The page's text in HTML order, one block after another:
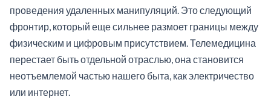
проведения удаленных манипуляций. Это следующий
фронтир, который еще сильнее размоет границы между
физическим и цифровым присутствием. Телемедицина
перестает быть отдельной отраслью, она становится
неотъемлемой частью нашего быта, как электричество
или интернет.